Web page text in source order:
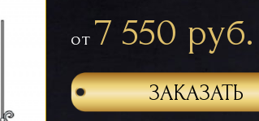
от 7 550 руб.
ЗАКАЗАТЬ